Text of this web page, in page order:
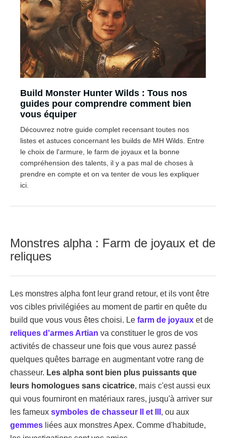
Build Monster Hunter Wilds : Tous nos
guides pour comprendre comment bien
vous équiper
Découvrez notre guide complet recensant toutes nos
listes et astuces concernant les builds de MH Wilds. Entre
le choix de l'armure, le farm de joyaux et la bonne
compréhension des talents, il y a pas mal de choses à
prendre en compte et on va tenter de vous les expliquer
ici.
Monstres alpha : Farm de joyaux et de
reliques
Les monstres alpha font leur grand retour, et ils vont être
vos cibles privilégiées au moment de partir en quête du
build que vous vous êtes choisi. Le farm de joyaux et de
reliques d'armes Artian va constituer le gros de vos
activités de chasseur une fois que vous aurez passé
quelques quêtes barrage en augmentant votre rang de
chasseur. Les alpha sont bien plus puissants que
leurs homologues sans cicatrice, mais c'est aussi eux
qui vous fourniront en matériaux rares, jusqu'à arriver sur
les fameux symboles de chasseur II et III , ou aux
gemmes liées aux monstres Apex. Comme d'habitude,